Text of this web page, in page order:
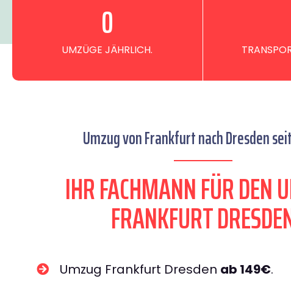
UMZÜGE JÄHRLICH.
0
Umzug von Frankfurt nach Dresden
IHR FACHMANN FÜR DEN
FRANKFURT
Umzug Frankfurt Dresden ab 149€.